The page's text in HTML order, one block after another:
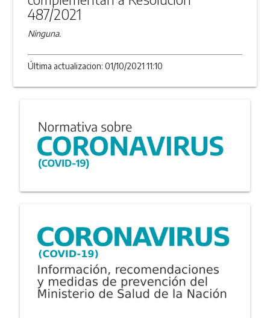
487/2021
Ninguna.
Última actualizacion: 01/10/2021 11:10